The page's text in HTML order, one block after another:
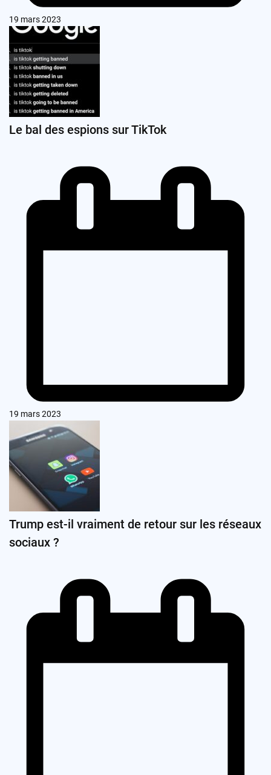
19 mars 2023
Le bal des espions sur TikTok
19 mars 2023
Trump est-il vraiment de retour sur les réseaux
sociaux ?